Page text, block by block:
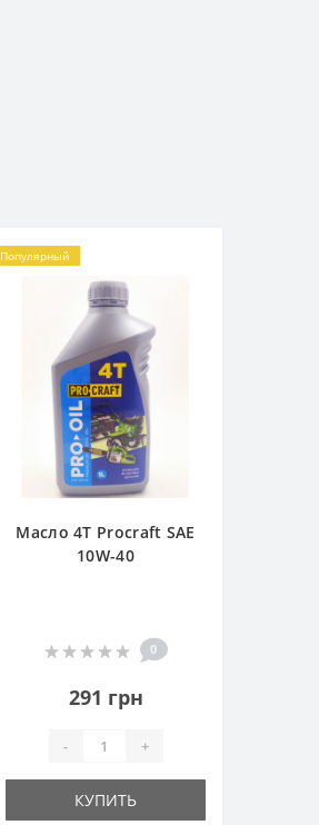
Популярный
Масло 4Т Procraft SAE
10W-40
0
291 грн
- +
КУПИТЬ